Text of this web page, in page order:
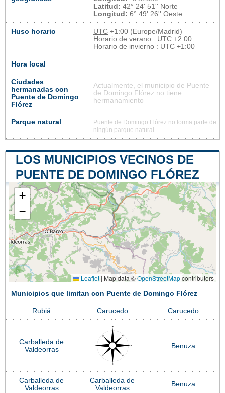
Latitud: 42° 24' 51'' Norte
Longitud: 6° 49' 26'' Oeste
Huso horario UTC +1:00 (Europe/Madrid)
Horario de verano : UTC +2:00
Horario de invierno : UTC +1:00
Hora local
Ciudades
hermanadas con
Puente de Domingo
Flórez
Actualmente, el municipio de Puente
de Domingo Flórez no tiene
hermanamiento
Parque natural
Puente de Domingo Flórez no forma parte de
ningún parque natural
LOS MUNICIPIOS VECINOS DE
PUENTE DE DOMINGO FLÓREZ
+
−
Leaflet | Map data ©OpenStreetMapcontributors
Municipios que limitan con Puente de Domingo Flórez
Rubiá Carucedo Carucedo
Carballeda de
Valdeorras
Benuza
Carballeda de
Valdeorras
Carballeda de
Valdeorras
Benuza